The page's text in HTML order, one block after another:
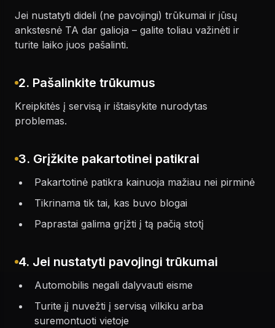
Jei nustatyti dideli (ne pavojingi) trūkumai ir jūsų
ankstesnė TA dar galioja – galite toliau važinėti ir
turite laiko juos pašalinti.
2. Pašalinkite trūkumus
Kreipkitės į servisą ir ištaisykite nurodytas
problemas.
3. Grįžkite pakartotinei patikrai
Pakartotinė patikra kainuoja mažiau nei pirminė
Tikrinama tik tai, kas buvo blogai
Paprastai galima grįžti į tą pačią stotį
4. Jei nustatyti pavojingi trūkumai
Automobilis negali dalyvauti eisme
Turite jį nuvežti į servisą vilkiku arba
suremontuoti vietoje